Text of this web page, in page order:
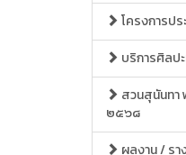
โครงการปร
บริการศิลป
สวนสุนันทา
๒๕๖๘
ผลงาน / รา